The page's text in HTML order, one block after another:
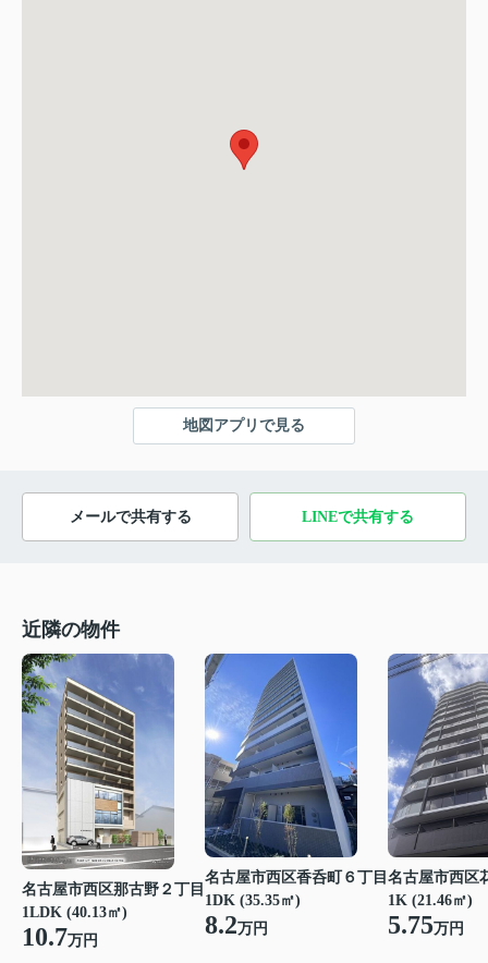
地図アプリで見る
メールで共有する LINEで共有する
近隣の物件
名古屋市西区那古野２丁目
1LDK (40.13㎡)
10.7万円
名古屋市西区香呑町６丁目
1DK (35.35㎡)
8.2万円
名古屋市西区
1K (21.46㎡)
5.75万円